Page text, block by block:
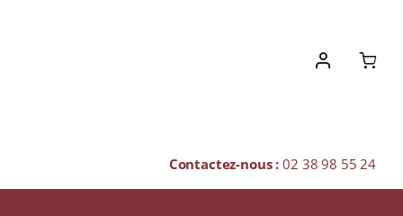
Contactez-nous :02 38 98 55 24